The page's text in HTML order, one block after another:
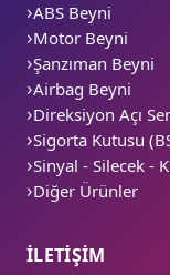
ABS Beyni
Motor Beyni
Şanzıman Beyni
Airbag Beyni
Direksiyon Açı
Sigorta Kutusu
Sinyal - Silecek -
Diğer Ürünler
İLETİŞİM